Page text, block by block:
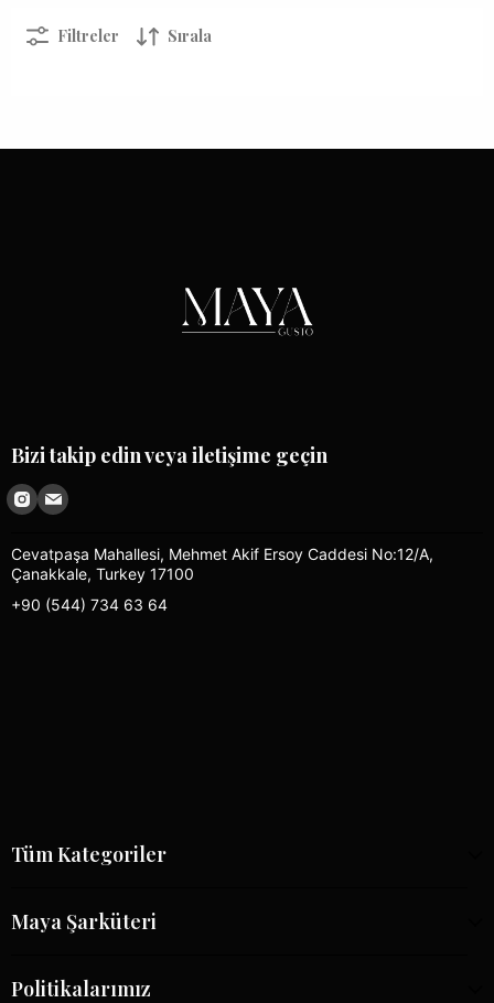
Filtreler Sırala
Bizi takip edin veya iletişime geçin
Cevatpaşa Mahallesi, Mehmet Akif Ersoy Caddesi No:12/A,
Çanakkale, Turkey 17100
+90 (544) 734 63 64
Tüm Kategoriler
Maya Şarküteri
Politikalarımız